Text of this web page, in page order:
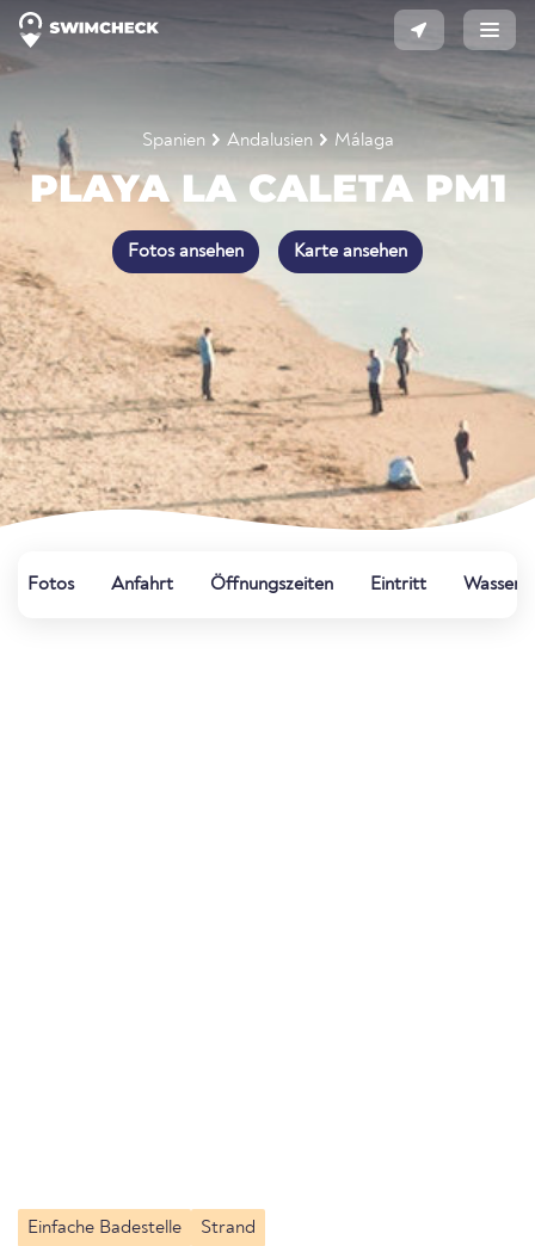
Spanien Andalusien Málaga
PLAYA LA CALETA PM1
Fotos ansehen Karte ansehen
Fotos Anfahrt Öffnungszeiten Eintritt
Einfache Badestelle Strand